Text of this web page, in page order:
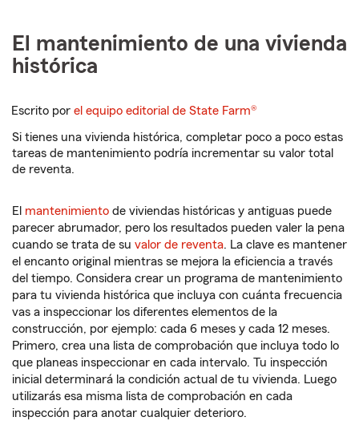
El mantenimiento de una vivienda
histórica
Escrito porel equipo editorial de State Farm®
Si tienes una vivienda histórica, completar poco a poco estas
tareas de mantenimiento podría incrementar su valor total
de reventa.
El mantenimiento de viviendas históricas y antiguas puede
parecer abrumador, pero los resultados pueden valer la pena
cuando se trata de su valor de reventa. La clave es mantener
el encanto original mientras se mejora la eficiencia a través
del tiempo. Considera crear un programa de mantenimiento
para tu vivienda histórica que incluya con cuánta frecuencia
vas a inspeccionar los diferentes elementos de la
construcción, por ejemplo: cada 6 meses y cada 12 meses.
Primero, crea una lista de comprobación que incluya todo lo
que planeas inspeccionar en cada intervalo. Tu inspección
inicial determinará la condición actual de tu vivienda. Luego
utilizarás esa misma lista de comprobación en cada
inspección para anotar cualquier deterioro.